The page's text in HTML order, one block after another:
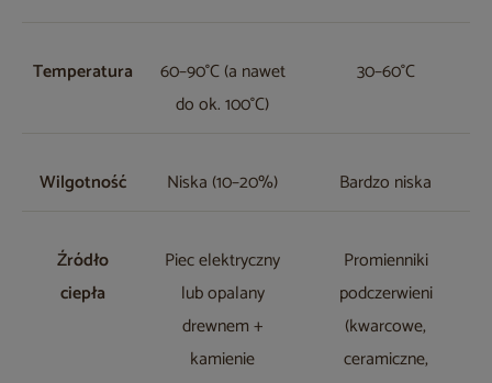
Temperatura
60–90°C (a nawet
do ok. 100°C)
30–60°C
Wilgotność Niska (10–20%) Bardzo niska
Źródło
ciepła
Piec elektryczny
lub opalany
drewnem +
kamienie
Promienniki
podczerwieni
(kwarcowe,
ceramiczne,